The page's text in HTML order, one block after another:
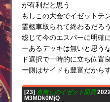
が有利だと思う
もしこの大会でイゼットテ
霊柩車取られて終わるだろ
総じて今のエスパーに明確
ーあるデッキは無いと思う
ド選択で一時的に立ち位置
ー側はサイドも豊富だから
[23] 名無しのイゼット団員
M3MDk0MjQ